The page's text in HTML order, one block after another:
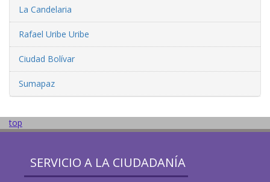
La Candelaria
Rafael Uribe Uribe
Ciudad Bolívar
Sumapaz
top
SERVICIO A LA CIUDADANÍA